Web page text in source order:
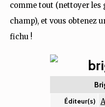
comme tout (nettoyer les
champ), et vous obtenez
fichu !
Éditeur(s)